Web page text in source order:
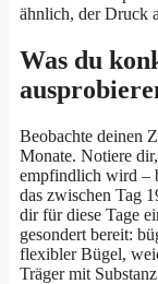
ähnlich, der Druck
Was du
Beobachte deinen
Monate. Notiere
empfindlich wird –
das zwischen Tag
dir für diese Tage
gesondert bereit:
flexibler Bügel,
Träger mit